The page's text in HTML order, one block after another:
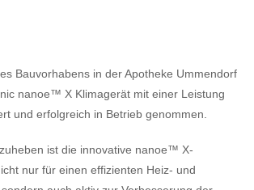
Bauvorhabens in der Apotheke Ummendorf
nanoe™ X Klimagerät mit einer Leistung
und erfolgreich in Betrieb genommen.
ist die innovative nanoe™ X-
nur für einen effizienten Heiz- und